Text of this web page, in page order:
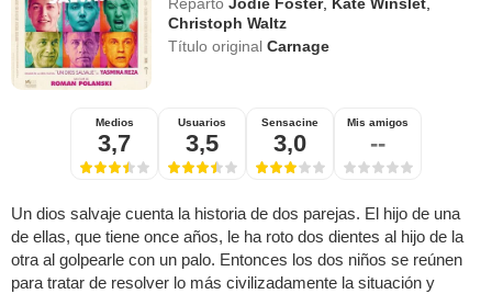
Reparto Jodie Foster, Kate Winslet,
Christoph Waltz
Título originalCarnage
Medios
3,7
Usuarios
3,5
Sensacine
3,0
Mis amigos
--
Un dios salvaje cuenta la historia de dos parejas. El hijo de una
de ellas, que tiene once años, le ha roto dos dientes al hijo de la
otra al golpearle con un palo. Entonces los dos niños se reúnen
para tratar de resolver lo más civilizadamente la situación y